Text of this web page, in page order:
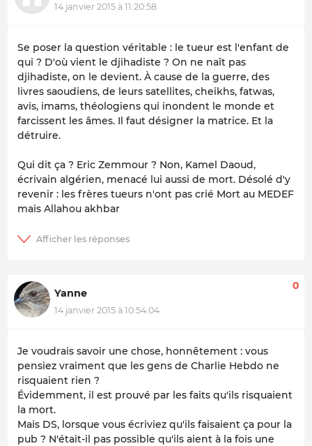
14 janvier 2015 à 11:20:58
Se poser la question véritable : le tueur est l'enfant de
qui ? D'où vient le djihadiste ? On ne naît pas
djihadiste, on le devient. À cause de la guerre, des
livres saoudiens, de leurs satellites, cheikhs, fatwas,
avis, imams, théologiens qui inondent le monde et
farcissent les âmes. Il faut désigner la matrice. Et la
détruire.
Qui dit ça ? Eric Zemmour ? Non, Kamel Daoud,
écrivain algérien, menacé lui aussi de mort. Désolé d'y
revenir : les frères tueurs n'ont pas crié Mort au MEDEF
mais Allahou akhbar
Yanne
14 janvier 2015 à 10:54:04
0
Je voudrais savoir une chose, honnêtement : vous
pensiez vraiment que les gens de Charlie Hebdo ne
risquaient rien ?
Évidemment, il est prouvé par les faits qu'ils risquaient
la mort.
Mais DS, lorsque vous écriviez qu'ils faisaient ça pour la
pub ? N'était-il pas possible qu'ils aient à la fois une